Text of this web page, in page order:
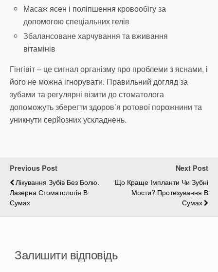
Масаж ясен і поліпшення кровообігу за
допомогою спеціальних гелів
Збалансоване харчування та вживання
вітамінів
Гінгівіт – це сигнал організму про проблеми з яснами, і
його не можна ігнорувати. Правильний догляд за
зубами та регулярні візити до стоматолога
допоможуть зберегти здоров’я ротової порожнини та
уникнути серйозних ускладнень.
Previous Post
Лікування Зубів Без Болю.
Лазерна Стоматологія В
Сумах
Next Post
Що Краще Імпланти Чи Зубні
Мости? Протезування В
Сумах
Залишити відповідь